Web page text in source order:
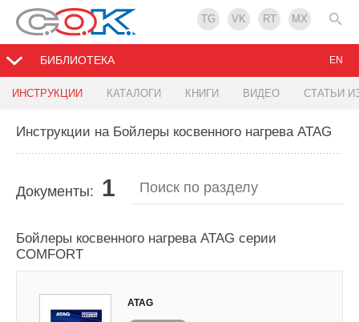
TG VK RT MX
БИБЛИОТЕКА
ИНСТРУКЦИИ КАТАЛОГИ КНИГИ ВИДЕО СТАТЬИ
EN
Инструкции на Бойлеры косвенного нагрева ATAG
Документы: 1
Бойлеры косвенного нагрева ATAG серии
COMFORT
ATAG